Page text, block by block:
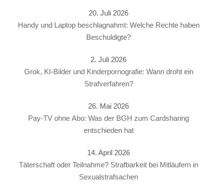
20. Juli 2026
Handy und Laptop beschlagnahmt: Welche Rechte haben
Beschuldigte?
2. Juli 2026
Grok, KI-Bilder und Kinderpornografie: Wann droht ein
Strafverfahren?
26. Mai 2026
Pay-TV ohne Abo: Was der BGH zum Cardsharing
entschieden hat
14. April 2026
Täterschaft oder Teilnahme? Strafbarkeit bei Mitläufern in
Sexualstrafsachen